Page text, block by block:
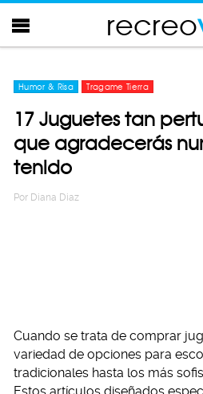
recreo
Humor & Risa Tragame Tierra
17 Juguetes tan
que agradecerás
tenido
Por Diana Diaz
Cuando se trata de comprar
variedad de opciones para
tradicionales hasta los más